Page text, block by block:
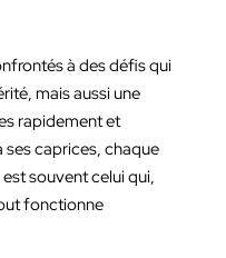
à des défis qui
mais aussi une
rapidement et
caprices, chaque
souvent celui qui,
fonctionne